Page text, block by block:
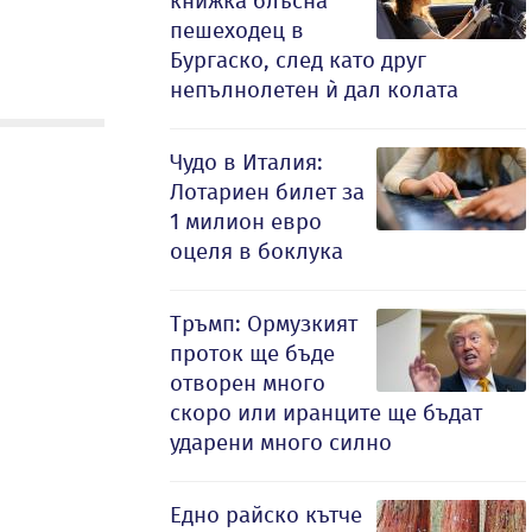
пешеходец в
Бургаско, след като друг
непълнолетен ѝ дал колата
Чудо в Италия:
Лотариен билет за
1 милион евро
оцеля в боклука
Тръмп: Ормузкият
проток ще бъде
отворен много
скоро или иранците ще бъдат
ударени много силно
Едно райско кътче